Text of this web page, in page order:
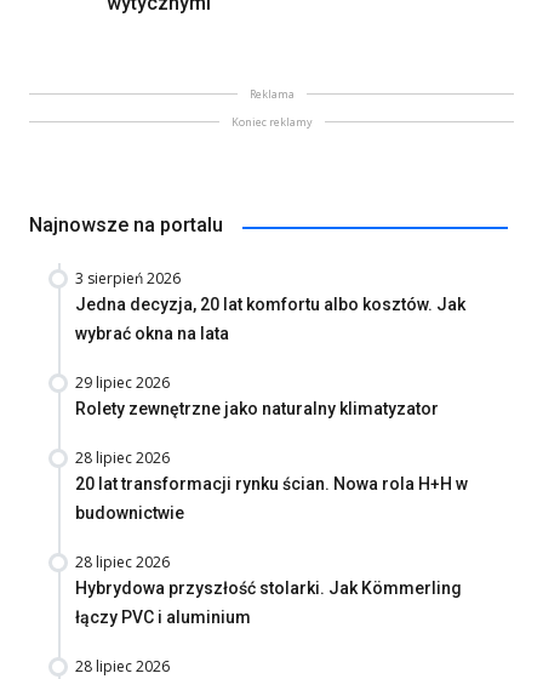
Reklama
Koniec reklamy
Najnowsze na portalu
3 sierpień 2026
Jedna decyzja, 20 lat komfortu albo kosztów. Jak
wybrać okna na lata
29 lipiec 2026
Rolety zewnętrzne jako naturalny klimatyzator
28 lipiec 2026
20 lat transformacji rynku ścian. Nowa rola H+H w
budownictwie
28 lipiec 2026
Hybrydowa przyszłość stolarki. Jak Kömmerling
łączy PVC i aluminium
28 lipiec 2026